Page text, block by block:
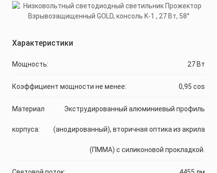
Характеристики
Мощность: 27 Вт
Коэффициент мощности не менее: 0,95 cos
Материал
корпуса:
Экструдированный алюминиевый профиль
(анодированный), вторичная оптика из акрила
(ПММА) с силиконовой прокладкой.